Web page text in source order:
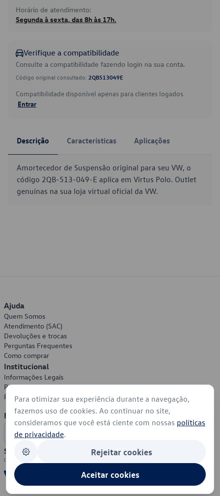
Horário de atendimento:
Segunda à sexta, das 8h às 17h.
Verifique a compatibilidade
Consulte a compatibilidade fazendo login na sua conta.
Código original consultado: 2QB513049E
Compatibilidade disponível apenas para clientes logados.
Entrar
Descrição Características Aplicações
Amortecedor de Suspensão original para seu VW, o
código 2QB-513-049-E aplica em Virtus Polo. Outlet
genuínas na sua loja virtual oficial da VW.
Ajuda
Quem Somos
Atendimento (SAC)
Devoluções e trocas
Perguntas Frequentes
Como comprar
Institucional
Informações Legais
Política de Privacidade
Política de Cookies
Formas de Pagamento
Segurança
Para otimizar sua experiência durante a navegação,
fazemos uso de cookies. Ao continuar no site,
consideramos que você está ciente com nossas políticas
de privacidade.
Rejeitar cookies
Aceitar cookies